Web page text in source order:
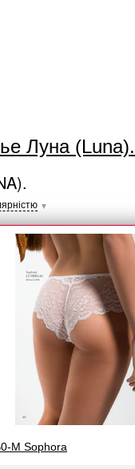
Луна (Luna).
▼
M Sophora